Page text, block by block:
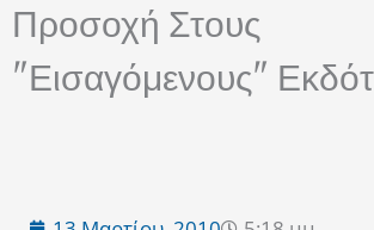
Προσοχή Στους
"εισαγόμενους"